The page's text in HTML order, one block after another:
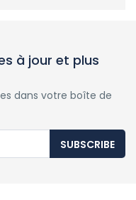
à jour et plus
dans votre boîte de
SUBSCRIBE